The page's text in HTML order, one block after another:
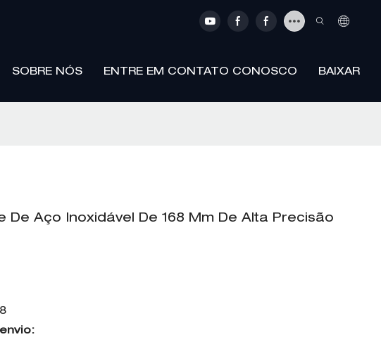
SOBRE NÓS ENTRE EM CONTATO CONOSCO BAIXAR
De Aço Inoxidável De 168 Mm De Alta Precisão